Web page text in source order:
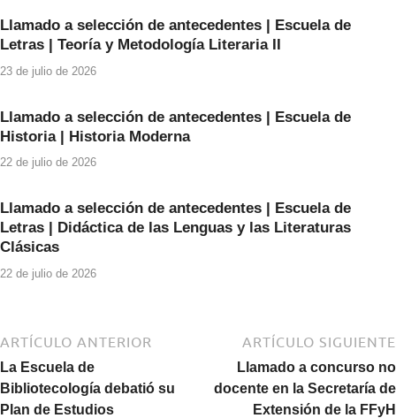
o
o
p
Llamado a selección de antecedentes | Escuela de
Letras | Teoría y Metodología Literaria II
23 de julio de 2026
Llamado a selección de antecedentes | Escuela de
Historia | Historia Moderna
22 de julio de 2026
Llamado a selección de antecedentes | Escuela de
Letras | Didáctica de las Lenguas y las Literaturas
Clásicas
22 de julio de 2026
ARTÍCULO ANTERIOR
La Escuela de
Bibliotecología debatió su
Plan de Estudios
ARTÍCULO SIGUIENTE
Llamado a concurso no
docente en la Secretaría de
Extensión de la FFyH